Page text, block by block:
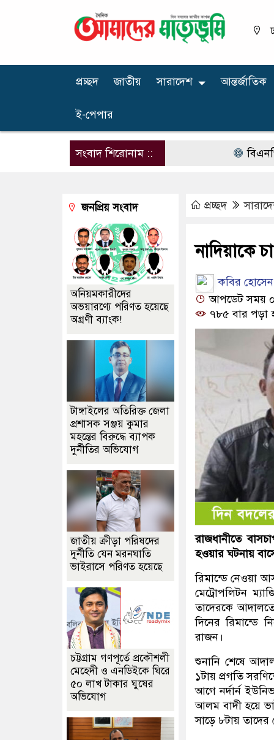
প্রচ্ছদ জাতীয় সারাদেশ আন্তর্জাতিক
ই-পেপার
সংবাদ শিরোনাম :: বিএনপির
প্রচ্ছদ
নাদিয়াকে
কবির হোসেন
আপডেট সময়
৭৮৫ বার পড়া
রাজধানীতে
হওয়ার ঘটনায়
রিমান্ডে নেওয়া
মেট্রোপলিটন
তাদেরকে
দিনের রিমান্ডে
রাজন।
শুনানি শেষে
১টায় প্রগতি
আগে নর্দার্ন
আলম বাদী হয়ে
সাড়ে ৮টায় তাদের
জনপ্রিয় সংবাদ
অনিয়মকারীদের
অভয়ারণ্যে পরিণত হয়েছে
অগ্রণী ব্যাংক!
টাঙ্গাইলের অতিরিক্ত জেলা
প্রশাসক সঞ্জয় কুমার
মহন্তের বিরুদ্ধে ব্যাপক
দুর্নীতির অভিযোগ
জাতীয় ক্রীড়া পরিষদের
দুর্নীতি যেন মরনঘাতি
ভাইরাসে পরিণত হয়েছে
চট্টগ্রাম গণপূর্তে প্রকৌশলী
মেহেদী ও এনডিইকে ঘিরে
৫০ লাখ টাকার ঘুষের
অভিযোগ